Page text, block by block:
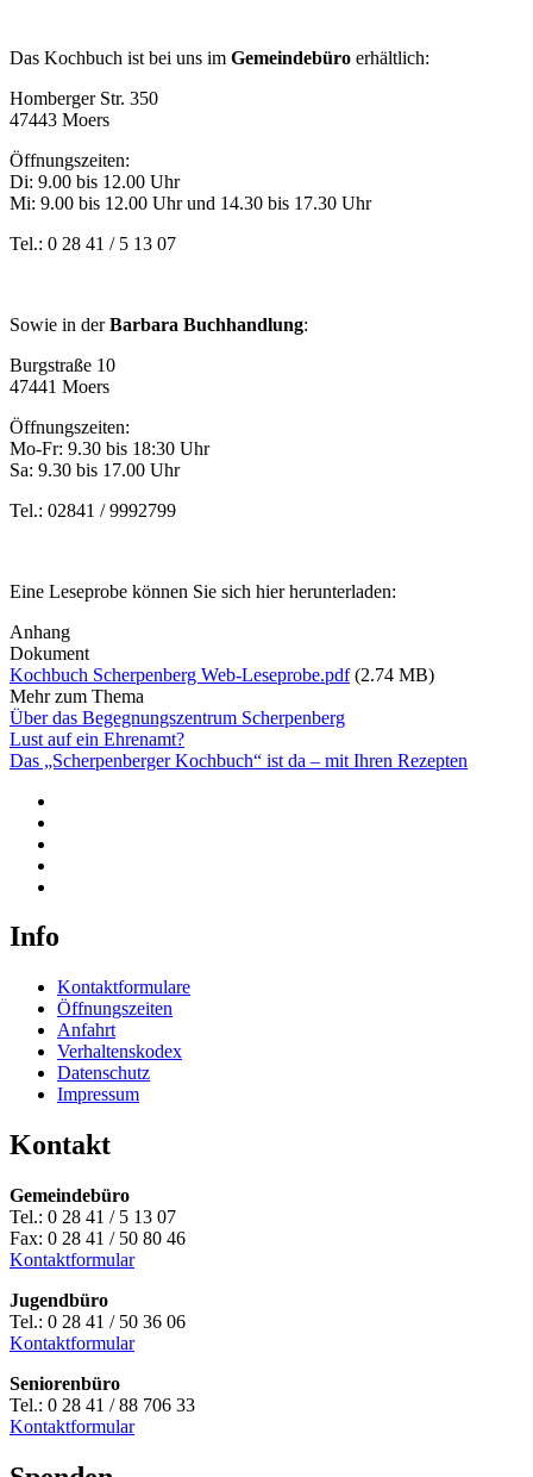
Das Kochbuch ist bei uns im Gemeindebüro erhältlich:
Homberger Str. 350
47443 Moers
Öffnungszeiten:
Di: 9.00 bis 12.00 Uhr
Mi: 9.00 bis 12.00 Uhr und 14.30 bis 17.30 Uhr
Tel.: 0 28 41 / 5 13 07
Sowie in derBarbara Buchhandlung:
Burgstraße 10
47441 Moers
Öffnungszeiten:
Mo-Fr: 9.30 bis 18:30 Uhr
Sa: 9.30 bis 17.00 Uhr
Tel.: 02841 / 9992799
Eine Leseprobe können Sie sich hier herunterladen:
Anhang
Dokument
Kochbuch Scherpenberg Web-Leseprobe.pdf (2.74 MB)
Mehr zum Thema
Über das Begegnungszentrum Scherpenberg
Lust auf ein Ehrenamt?
Das „Scherpenberger Kochbuch“ ist da – mit Ihren Rezepten
Info
Kontaktformulare
Öffnungszeiten
Anfahrt
Verhaltenskodex
Datenschutz
Impressum
Kontakt
Gemeindebüro
Tel.: 0 28 41 / 5 13 07
Fax: 0 28 41 / 50 80 46
Kontaktformular
Jugendbüro
Tel.: 0 28 41 / 50 36 06
Kontaktformular
Seniorenbüro
Tel.: 0 28 41 / 88 706 33
Kontaktformular